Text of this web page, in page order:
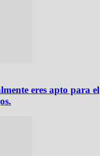
eres apto para el